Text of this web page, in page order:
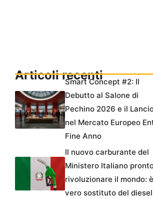
Articoli recentiSmart Concept #2: Il
Debutto al Salone di
Pechino 2026 e il
nel Mercato Europeo
Fine Anno
Il nuovo carburante del
Ministero Italiano
rivoluzionare il mondo:
vero sostituto del diesel